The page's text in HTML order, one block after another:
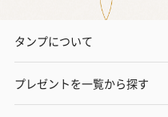
タンプについて
プレゼントを一覧から探す